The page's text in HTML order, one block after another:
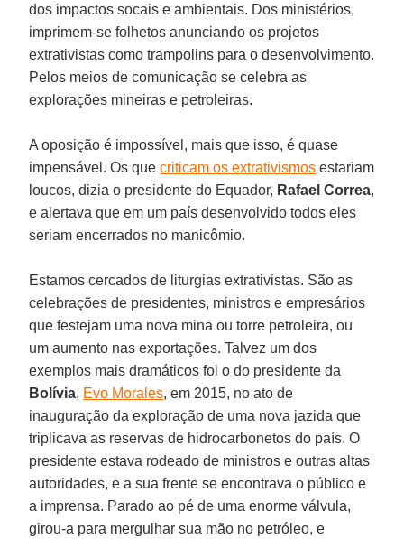
dos impactos socais e ambientais. Dos ministérios,
imprimem-se folhetos anunciando os projetos
extrativistas como trampolins para o desenvolvimento.
Pelos meios de comunicação se celebra as
explorações mineiras e petroleiras.
A oposição é impossível, mais que isso, é quase
impensável. Os quecriticam os extrativismos estariam
loucos, dizia o presidente do Equador, Rafael Correa,
e alertava que em um país desenvolvido todos eles
seriam encerrados no manicômio.
Estamos cercados de liturgias extrativistas. São as
celebrações de presidentes, ministros e empresários
que festejam uma nova mina ou torre petroleira, ou
um aumento nas exportações. Talvez um dos
exemplos mais dramáticos foi o do presidente da
Bolívia, Evo Morales, em 2015, no ato de
inauguração da exploração de uma nova jazida que
triplicava as reservas de hidrocarbonetos do país. O
presidente estava rodeado de ministros e outras altas
autoridades, e a sua frente se encontrava o público e
a imprensa. Parado ao pé de uma enorme válvula,
girou-a para mergulhar sua mão no petróleo, e